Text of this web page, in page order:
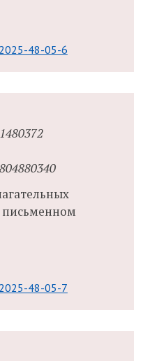
48-05-6
письменном
48-05-7